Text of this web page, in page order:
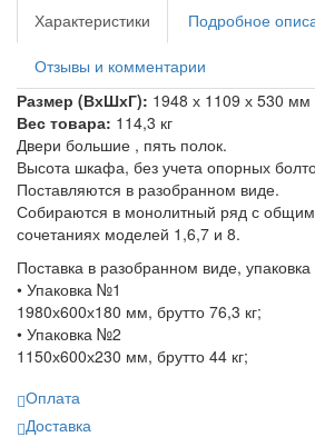
Характеристики Подробное
Отзывы и комментарии
Размер (ВхШхГ): 1948 х 1109 х 530 мм
Вес товара: 114,3 кг
Двери большие , пять полок.
Высота шкафа, без учета опорных
Поставляются в разобранном виде.
Собираются в монолитный ряд с
сочетаниях моделей 1,6,7 и 8.
Поставка в разобранном виде,
• Упаковка №1
1980х600х180 мм, брутто 76,3 кг;
• Упаковка №2
1150х600х230 мм, брутто 44 кг;
Оплата
Доставка